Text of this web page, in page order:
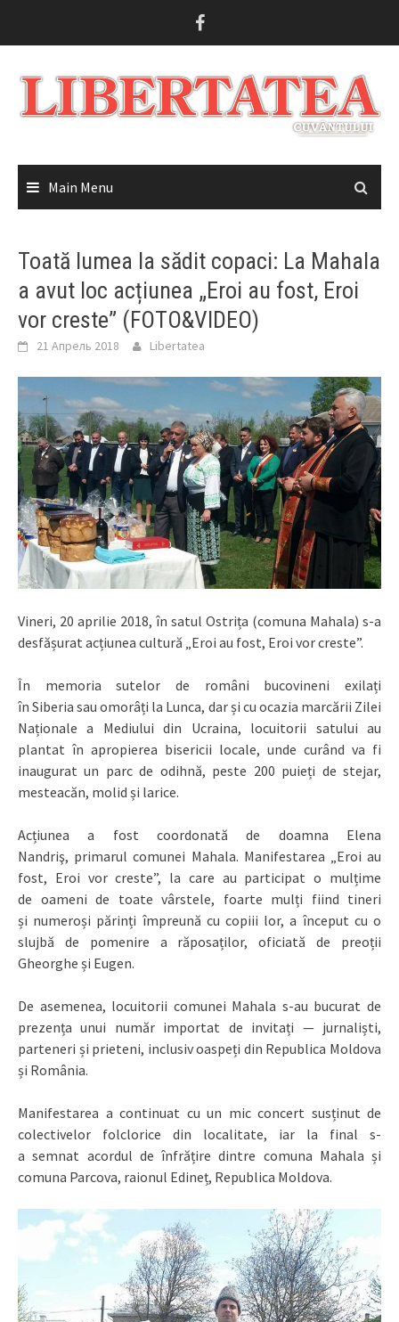
Main Menu
Toată lumea la sădit copaci: La Mahala
a avut loc acțiunea „Eroi au fost, Eroi
vor creste” (FOTO&VIDEO)
21 Апрель 2018 Libertatea
Vineri, 20 aprilie 2018, în satul Ostrița (comuna Mahala) s-a
desfășurat acțiunea cultură „Eroi au fost, Eroi vor creste”.
În memoria sutelor de români bucovineni exilați
în Siberia sau omorâți la Lunca, dar și cu ocazia marcării Zilei
Naționale a Mediului din Ucraina, locuitorii satului au
plantat în apropierea bisericii locale, unde curând va fi
inaugurat un parc de odihnă, peste 200 puieți de stejar,
mesteacăn, molid și larice.
Acțiunea a fost coordonată de doamna Elena
Nandriş, primarul comunei Mahala. Manifestarea „Eroi au
fost, Eroi vor creste”, la care au participat o mulțime
de oameni de toate vârstele, foarte mulți fiind tineri
și numeroși părinți împreună cu copiii lor, a început cu o
slujbă de pomenire a răposaților, oficiată de preoții
Gheorghe și Eugen.
De asemenea, locuitorii comunei Mahala s-au bucurat de
prezența unui număr importat de invitați — jurnaliști,
parteneri și prieteni, inclusiv oaspeți din Republica Moldova
și România.
Manifestarea a continuat cu un mic concert susținut de
colectivelor folclorice din localitate, iar la final s-
a semnat acordul de înfrățire dintre comuna Mahala și
comuna Parcova, raionul Edineț, Republica Moldova.